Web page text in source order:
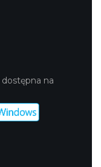
dostępna na